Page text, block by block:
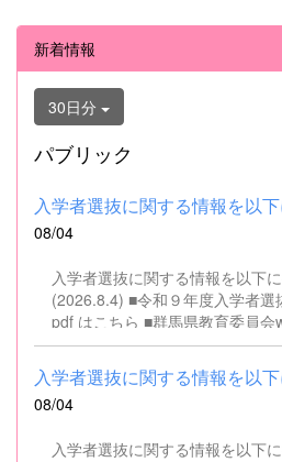
新着情報
30日分
パブリック
08/04
入学者選抜に関する情報を以下に
(2026.8.4) ■令和９年度入学者選
pdf はこちら ■群馬県教育委員
するページはこちら
08/04
入学者選抜に関する情報を以下に